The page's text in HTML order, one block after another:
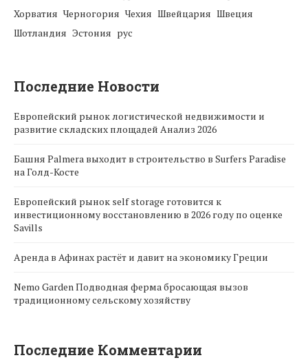
Хорватия Черногория Чехия Швейцария Швеция
Шотландия Эстония рус
Последние Новости
Европейский рынок логистической недвижимости и
развитие складских площадей Анализ 2026
Башня Palmera выходит в строительство в Surfers Paradise
на Голд-Косте
Европейский рынок self storage готовится к
инвестиционному восстановлению в 2026 году по оценке
Savills
Аренда в Афинах растёт и давит на экономику Греции
Nemo Garden Подводная ферма бросающая вызов
традиционному сельскому хозяйству
Последние Комментарии